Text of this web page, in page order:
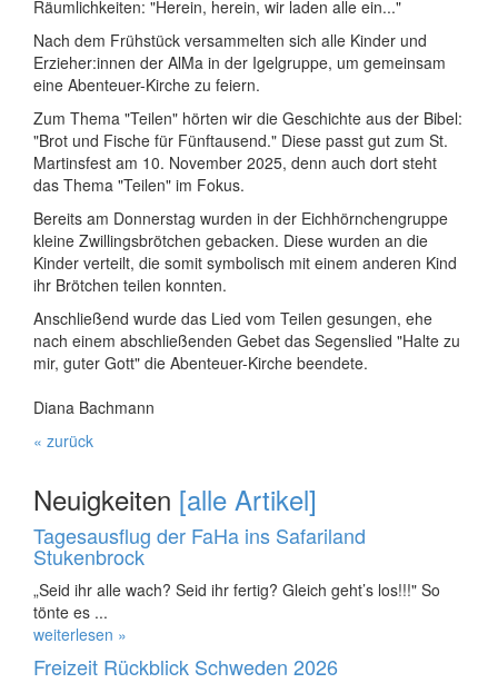
Räumlichkeiten: "Herein, herein, wir laden alle ein..."
Nach dem Frühstück versammelten sich alle Kinder und
Erzieher:innen der AlMa in der Igelgruppe, um gemeinsam
eine Abenteuer-Kirche zu feiern.
Zum Thema "Teilen" hörten wir die Geschichte aus der Bibel:
"Brot und Fische für Fünftausend." Diese passt gut zum St.
Martinsfest am 10. November 2025, denn auch dort steht
das Thema "Teilen" im Fokus.
Bereits am Donnerstag wurden in der Eichhörnchengruppe
kleine Zwillingsbrötchen gebacken. Diese wurden an die
Kinder verteilt, die somit symbolisch mit einem anderen Kind
ihr Brötchen teilen konnten.
Anschließend wurde das Lied vom Teilen gesungen, ehe
nach einem abschließenden Gebet das Segenslied "Halte zu
mir, guter Gott" die Abenteuer-Kirche beendete.
Diana Bachmann
« zurück
Neuigkeiten [alle Artikel]
Tagesausflug der FaHa ins Safariland
Stukenbrock
„Seid ihr alle wach? Seid ihr fertig? Gleich geht’s los!!!" So
tönte es ...
weiterlesen »
Freizeit Rückblick Schweden 2026